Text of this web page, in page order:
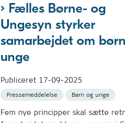
Fælles Børne- og
Ungesyn styrker
samarbejdet om
unge
Publiceret 17-09-2025
Pressemeddelelse Børn og unge
Fem nye principper skal sætte